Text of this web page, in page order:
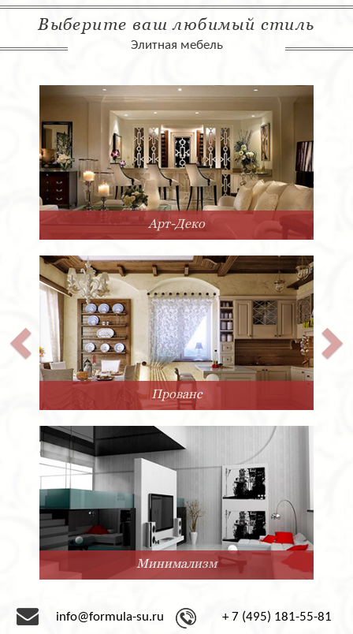
Выберите ваш любимый стиль
Элитная мебель
Арт-Деко
Прованс
Минимализм
info@formula-su.ru + 7 (495) 181-55-81